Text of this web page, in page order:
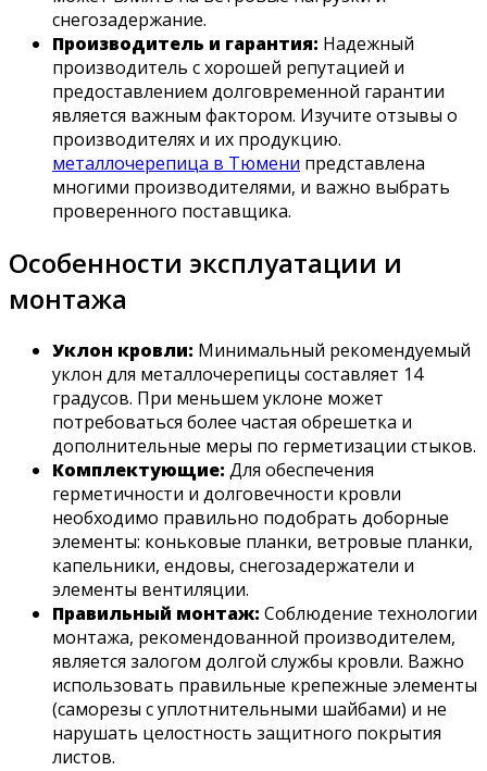
снегозадержание.
Производитель и гарантия: Надежный
производитель с хорошей репутацией и
предоставлением долговременной гарантии
является важным фактором. Изучите отзывы о
производителях и их продукцию.
металлочерепица в Тюмени представлена
многими производителями, и важно выбрать
проверенного поставщика.
Особенности эксплуатации и
монтажа
Уклон кровли: Минимальный рекомендуемый
уклон для металлочерепицы составляет 14
градусов. При меньшем уклоне может
потребоваться более частая обрешетка и
дополнительные меры по герметизации стыков.
Комплектующие: Для обеспечения
герметичности и долговечности кровли
необходимо правильно подобрать доборные
элементы: коньковые планки, ветровые планки,
капельники, ендовы, снегозадержатели и
элементы вентиляции.
Правильный монтаж: Соблюдение технологии
монтажа, рекомендованной производителем,
является залогом долгой службы кровли. Важно
использовать правильные крепежные элементы
(саморезы с уплотнительными шайбами) и не
нарушать целостность защитного покрытия
листов.